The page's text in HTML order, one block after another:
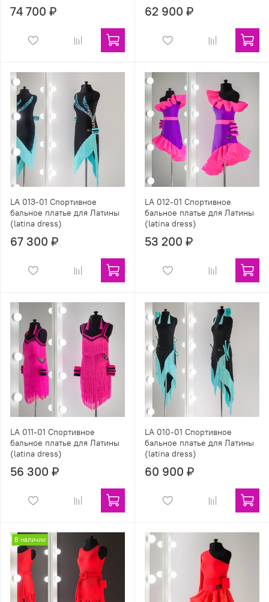
74 700 ₽ 62 900 ₽
LA 013-01 Спортивное
бальное платье для Латины
(latina dress)
67 300 ₽
LA 012-01 Спортивное
бальное платье для Латины
(latina dress)
53 200 ₽
LA 011-01 Спортивное
бальное платье для Латины
(latina dress)
56 300 ₽
LA 010-01 Спортивное
бальное платье для Латины
(latina dress)
60 900 ₽
В наличии